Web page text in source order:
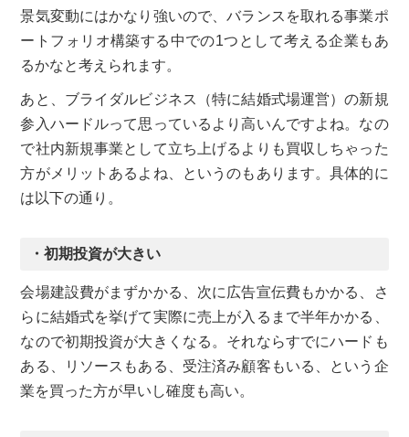
景気変動にはかなり強いので、バランスを取れる事業ポ
ートフォリオ構築する中での1つとして考える企業もあ
るかなと考えられます。
あと、ブライダルビジネス（特に結婚式場運営）の新規
参入ハードルって思っているより高いんですよね。なの
で社内新規事業として立ち上げるよりも買収しちゃった
方がメリットあるよね、というのもあります。具体的に
は以下の通り。
・初期投資が大きい
会場建設費がまずかかる、次に広告宣伝費もかかる、さ
らに結婚式を挙げて実際に売上が入るまで半年かかる、
なので初期投資が大きくなる。それならすでにハードも
ある、リソースもある、受注済み顧客もいる、という企
業を買った方が早いし確度も高い。